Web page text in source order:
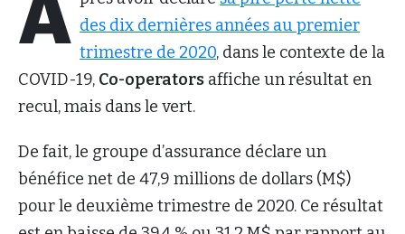
A des dix dernières années au premier
trimestre de 2020, dans le contexte de la
COVID-19, Co-operators affiche un résultat en
recul, mais dans le vert.
De fait, le groupe d’assurance déclare un
bénéfice net de 47,9 millions de dollars (M$)
pour le deuxième trimestre de 2020. Ce résultat